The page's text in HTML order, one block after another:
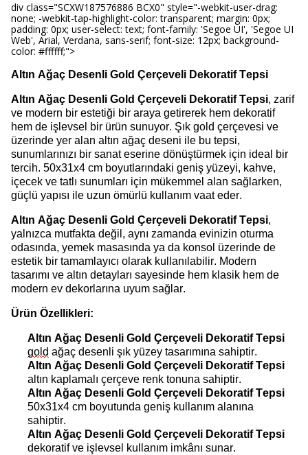
div class="SCXW187576886 BCX0" style="-webkit-user-drag:
none; -webkit-tap-highlight-color: transparent; margin: 0px;
padding: 0px; user-select: text; font-family: 'Segoe UI', 'Segoe UI
Web', Arial, Verdana, sans-serif; font-size: 12px; background-
color: #ffffff;">
Altın Ağaç Desenli Gold Çerçeveli Dekoratif Tepsi
Altın Ağaç Desenli Gold Çerçeveli Dekoratif Tepsi, zarif
ve modern bir estetiği bir araya getirerek hem dekoratif
hem de işlevsel bir ürün sunuyor. Şık gold çerçevesi ve
üzerinde yer alan altın ağaç deseni ile bu tepsi,
sunumlarınızı bir sanat eserine dönüştürmek için ideal bir
tercih. 50x31x4 cm boyutlarındaki geniş yüzeyi, kahve,
içecek ve tatlı sunumları için mükemmel alan sağlarken,
güçlü yapısı ile uzun ömürlü kullanım vaat eder.
Altın Ağaç Desenli Gold Çerçeveli Dekoratif Tepsi,
yalnızca mutfakta değil, aynı zamanda evinizin oturma
odasında, yemek masasında ya da konsol üzerinde de
estetik bir tamamlayıcı olarak kullanılabilir. Modern
tasarımı ve altın detayları sayesinde hem klasik hem de
modern ev dekorlarına uyum sağlar.
Ürün Özellikleri:
Altın Ağaç Desenli Gold Çerçeveli Dekoratif Tepsi
gold ağaç desenli şık yüzey tasarımına sahiptir.
Altın Ağaç Desenli Gold Çerçeveli Dekoratif Tepsi
altın kaplamalı çerçeve renk tonuna sahiptir.
Altın Ağaç Desenli Gold Çerçeveli Dekoratif Tepsi
50x31x4 cm boyutunda geniş kullanım alanına
sahiptir.
Altın Ağaç Desenli Gold Çerçeveli Dekoratif Tepsi
dekoratif ve işlevsel kullanım imkânı sunar.